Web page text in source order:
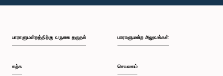
பி.ப. 1:43 - பி.ப. 1:53
பாராளுமன்றத்திற்கு வருகை தருதல்
கற்க
பாராளுமன்ற அலுவல்கள்
செயலகம்